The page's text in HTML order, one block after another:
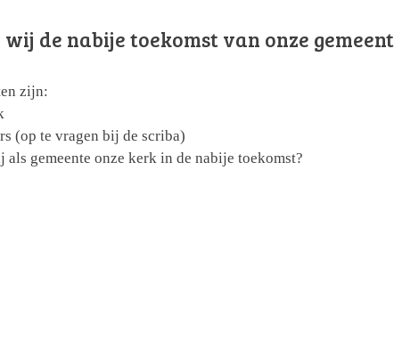
wij de nabije toekomst van onze
zijn:
(op te vragen bij de scriba)
als gemeente onze kerk in de nabije toekomst?